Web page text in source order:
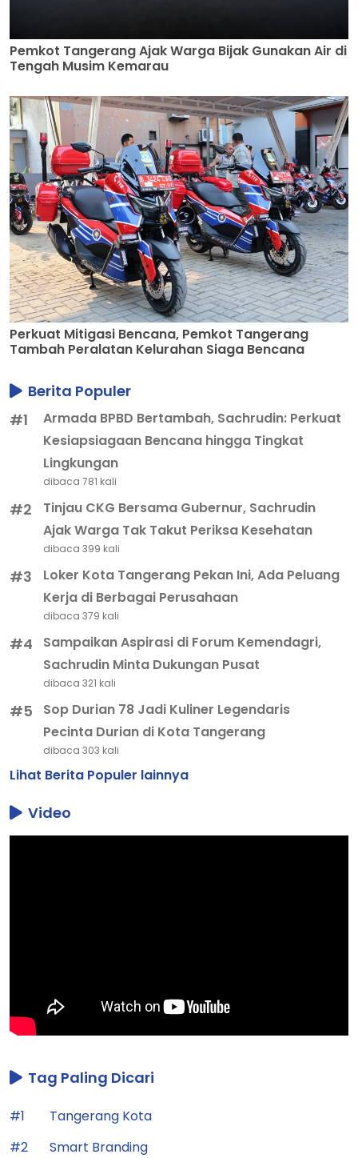
Pemkot Tangerang Ajak Warga Bijak Gunakan Air di
Tengah Musim Kemarau
Perkuat Mitigasi Bencana, Pemkot Tangerang
Tambah Peralatan Kelurahan Siaga Bencana
Berita Populer
#1
Armada BPBD Bertambah, Sachrudin: Perkuat
Kesiapsiagaan Bencana hingga Tingkat
Lingkungan
dibaca 781 kali
#2
Tinjau CKG Bersama Gubernur, Sachrudin
Ajak Warga Tak Takut Periksa Kesehatan
dibaca 399 kali
#3
Loker Kota Tangerang Pekan Ini, Ada Peluang
Kerja di Berbagai Perusahaan
dibaca 379 kali
#4
Sampaikan Aspirasi di Forum Kemendagri,
Sachrudin Minta Dukungan Pusat
dibaca 321 kali
#5
Sop Durian 78 Jadi Kuliner Legendaris
Pecinta Durian di Kota Tangerang
dibaca 303 kali
Lihat Berita Populer lainnya
Video
Tag Paling Dicari
#1
Tangerang Kota
#2
Smart Branding